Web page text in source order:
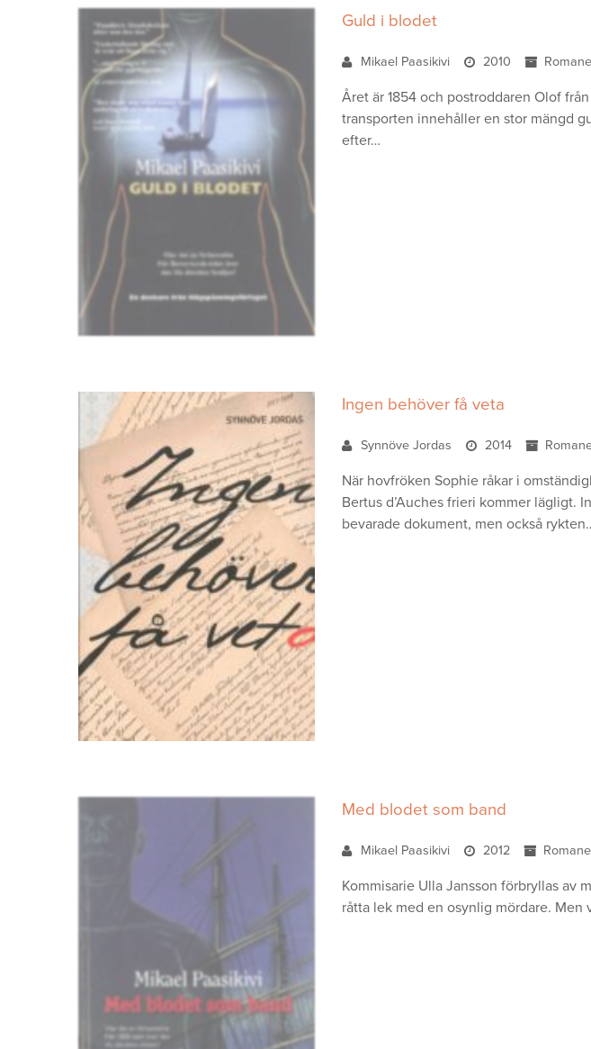
Guld i blodet
Mikael Paasikivi 2010
Året är 1854 och postroddaren Olof
transporten innehåller en stor mängd
efter…
Ingen behöver få veta
Synnöve Jordas 2014
När hovfröken Sophie råkar i
Bertus d’Auches frieri kommer lägligt.
bevarade dokument, men också
Med blodet som band
Mikael Paasikivi 2012
Kommisarie Ulla Jansson förbryllas av
råtta lek med en osynlig mördare.